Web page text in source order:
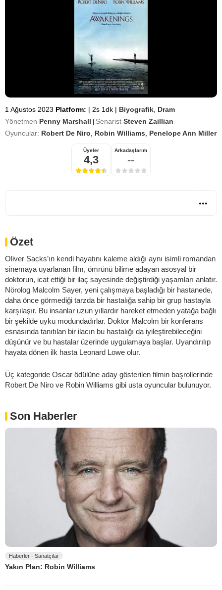
1 Ağustos 2023 Platform: | 2s 1dk | Biyografik Dram
Yönetmen Penny Marshall Senarist Steven Zaillian
Oyuncular: Robert De Niro Robin Williams Penelope Ann Miller
Üyeler
4,3
Arkadaşlarım
--
Özet
Oliver Sacks’ın kendi hayatını kaleme aldığı aynı isimli romandan
sinemaya uyarlanan film, ömrünü bilime adayan asosyal bir
doktorun, icat ettiği bir ilaç sayesinde değiştirdiği yaşamları anlatır.
Nörolog Malcolm Sayer, yeni çalışmaya başladığı bir hastanede,
daha önce görmediği tarzda bir hastalığa sahip bir grup hastayla
karşılaşır. Bu insanlar uzun yıllardır hareket etmeden yatağa bağlı
bir şekilde uyku modundadırlar. Doktor Malcolm bir konferans
esnasında tanıtılan bir ilacın bu hastalığı da iyileştirebileceğini
düşünür ve bu hastalar üzerinde uygulamaya başlar. Uyandırılıp
hayata dönen ilk hasta Leonard Lowe olur.
Üç kategoride Oscar ödülüne aday gösterilen filmin başrollerinde
Robert De Niro ve Robin Williams gibi usta oyuncular bulunuyor.
Son Haberler
Haberler - Sanatçılar
Yakın Plan: Robin Williams